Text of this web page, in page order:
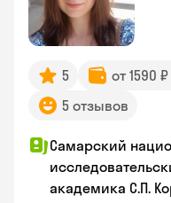
5 от 1590
5 отзывов
Самарский
академика С.П.